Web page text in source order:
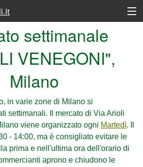
settimanale
VENEGONI",
Milano
in varie zone di Milano si
settimanali. Il mercato di Via Arioli
viene organizzato ogni Martedì. Il
- 14:00, ma è consigliato evitare le
prima e nell'ultima ora dell'orario di
aprono e chiudono le